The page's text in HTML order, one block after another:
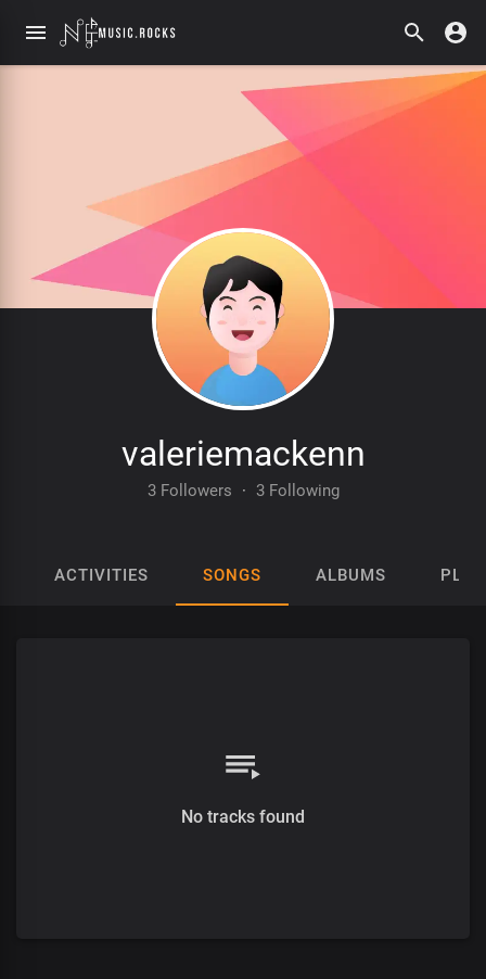
valeriemackenn
3 Followers · 3 Following
ACTIVITIES SONGS ALBUMS
No tracks found